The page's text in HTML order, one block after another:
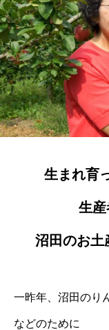
生まれ育
生
沼田のお土
一昨年、沼田のり
などのために